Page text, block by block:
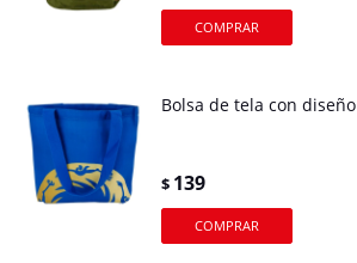
Bolsa de tela con diseño
$ 139